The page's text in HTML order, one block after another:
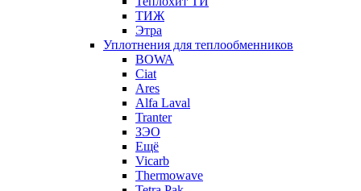
ТИЖ
Этра
Уплотнения для теплообменников
BOWA
Ciat
Ares
Alfa Laval
Tranter
ЗЭО
Ещё
Vicarb
Thermowave